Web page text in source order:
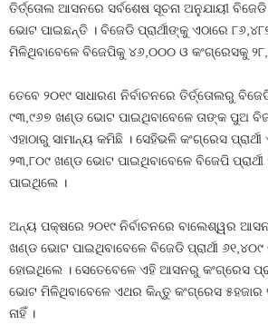
ତିର୍ତ୍ତୋଲ ଆସନରେ ସର୍ବଶେଷ ସୂଚନା ଅନୁଯାୟୀ ବିଜେଡି
ଭୋଟ ପାଇଛନ୍ତି । ବିଜେଡି ପ୍ରାର୍ଥୀଙ୍କୁ ଏଠାରେ
ମିଳିଥିବାବେଳେ ବିଜେପିକୁ ୪୬,୦୦୦ ଓ କଂଗ୍ରେସକୁ
ତେବେ ୨୦୧୯ ସାଧାରଣ ନିର୍ବାଚନରେ ତିର୍ତ୍ତୋଲରୁ
୯୩,୯୬୭ ଖଣ୍ଡ ଭୋଟ ପାଇଥିବାବେଳେ ତାଙ୍କ ପୁଅ
ଏହାଠାରୁ ସାମାନ୍ୟ କମିଛି । ସେହିଭଳି କଂଗ୍ରେସ
୨୩,୮୦୯ ଖଣ୍ଡ ଭୋଟ ପାଇଥିବାବେଳେ ବିଜେପି
ପାଇଥିଲେ ।
ଅନ୍ୟ ପକ୍ଷରେ ୨୦୧୯ ନିର୍ବାଚନରେ ବାଲେଶ୍ୱର
ଖଣ୍ଡ ଭୋଟ ପାଇଥିବାବେଳେ ବିଜେଡି ପ୍ରାର୍ଥୀ
ହୋଇଥିଲେ । ସେତେବେଳେ ଏହି ଆସନରୁ କଂଗ୍ରେସ
ଭୋଟ ମିଳିଥିବାବେଳେ ଏଥର କିନ୍ତୁ କଂଗ୍ରେସ ୫ହଜାର
ନାହିଁ ।